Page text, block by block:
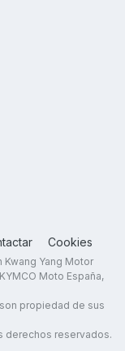
Cookies
Kwang Yang Motor
Moto España,
propiedad de sus
derechos reservados.